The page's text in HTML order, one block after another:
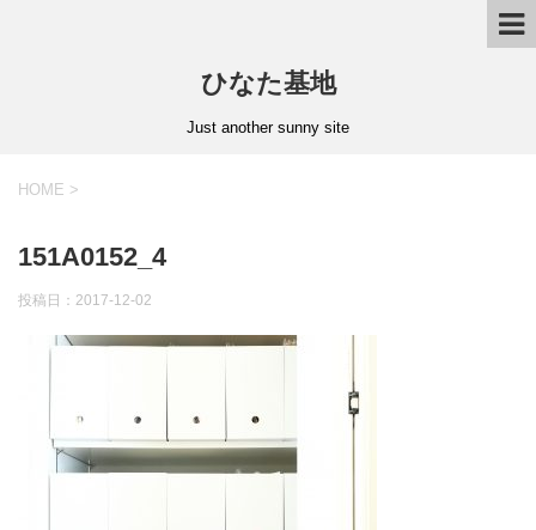
ひなた基地
Just another sunny site
HOME >
151A0152_4
投稿日：2017-12-02